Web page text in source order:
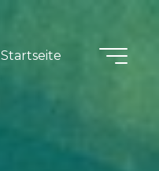
Startseite